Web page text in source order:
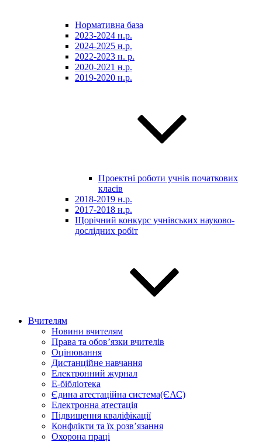
Нормативна база
2023-2024 н.р.
2024-2025 н.р.
2022-2023 н. р.
2020-2021 н.р.
2019-2020 н.р.
Проектні роботи учнів початкових
класів
2018-2019 н.р.
2017-2018 н.р.
Щорічний конкурс учнівських науково-
дослідних робіт
Вчителям
Новини вчителям
Права та обов’язки вчителів
Оцінювання
Дистанційне навчання
Електронний журнал
E-бібліотека
Єдина атестаційна система(ЄАС)
Електронна атестація
Підвищення кваліфікації
Конфлікти та їх розв’язання
Охорона праці